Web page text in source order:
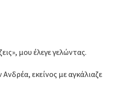
μου έλεγε γελώντας.
εκείνος με αγκάλιαζε